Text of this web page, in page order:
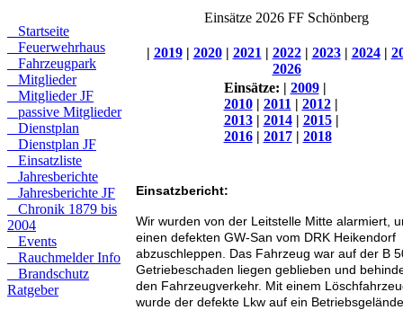
Startseite
Feuerwehrhaus
Fahrzeugpark
Mitglieder
Mitglieder JF
passive Mitglieder
Dienstplan
Dienstplan JF
Einsatzliste
Jahresberichte
Jahresberichte JF
Chronik 1879 bis
2004
Events
Rauchmelder Info
Brandschutz
Ratgeber
Einsätze 2026 FF Schönberg
| 2019| 2020| 2021 | 2022| 2023| 2024|
2026
Einsätze: | 2009|
2010| 2011 | 2012|
2013| 2014| 2015|
2016| 2017| 2018
Einsatzbericht:
Wir wurden von der Leitstelle Mitte alarmiert,
einen defekten GW-San vom DRK Heikendorf
abzuschleppen. Das Fahrzeug war auf der B
Getriebeschaden liegen geblieben und
den Fahrzeugverkehr. Mit einem
wurde der defekte Lkw auf ein